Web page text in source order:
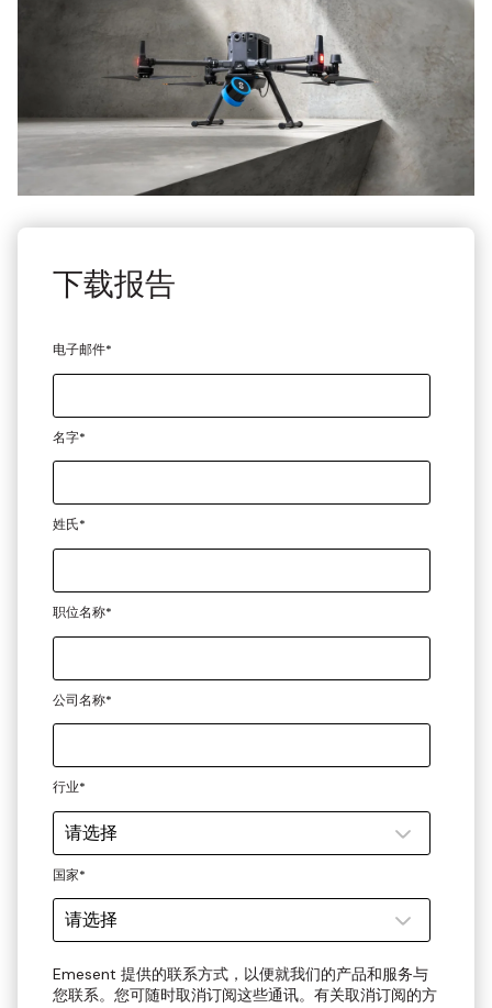
下载报告
电子邮件*
名字*
姓氏*
职位名称*
公司名称*
行业*
国家*
Emesent 提供的联系方式，以便就我们的产品和服务与
您联系。您可随时取消订阅这些通讯。有关取消订阅的方